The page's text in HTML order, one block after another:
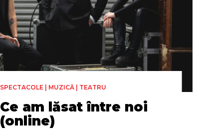
SPECTACOLE | MUZICĂ | TEATRU
Ce am lăsat între noi
(online)